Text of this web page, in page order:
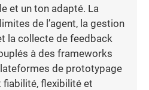
et un ton adapté. La
de l’agent, la gestion
la collecte de feedback
à des frameworks
de prototypage
fiabilité, flexibilité et